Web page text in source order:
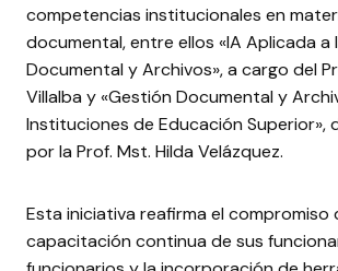
competencias institucionales en
documental, entre ellos «IA Aplicada a
Documental y Archivos», a cargo del
Villalba y «Gestión Documental y
Instituciones de Educación Superior»,
por la Prof. Mst. Hilda Velázquez.
Esta iniciativa reafirma el compromiso
capacitación continua de sus